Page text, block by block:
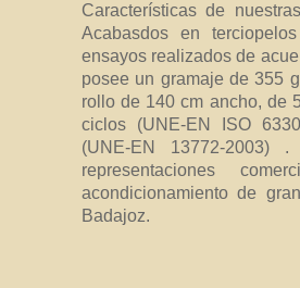
Características de
Acabasdos en
ensayos realizados de
posee un gramaje de 355
rollo de 140 cm ancho, de
ciclos (UNE-EN ISO
(UNE-EN 13772-
representaciones
acondicionamiento de
Badajoz.